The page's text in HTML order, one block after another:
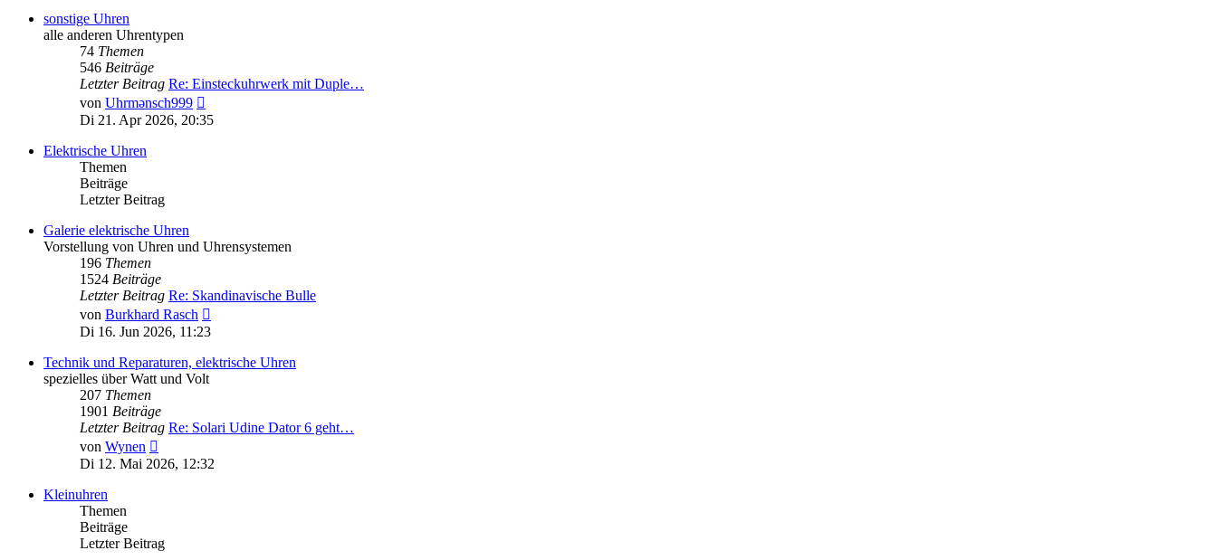
sonstige Uhren
alle anderen Uhrentypen
74 Themen
546 Beiträge
Letzter Beitrag Re: Einsteckuhrwerk mit Duple…
von Uhrmənsch999
Beitrag
Di 21. Apr 2026, 20:35
Elektrische Uhren
Themen
Beiträge
Letzter Beitrag
Galerie elektrische Uhren
Vorstellung von Uhren und Uhrensystemen
196 Themen
1524 Beiträge
Letzter Beitrag Re: Skandinavische Bulle
von Burkhard Rasch
Di 16. Jun 2026, 11:23
Technik und Reparaturen, elektrische Uhren
spezielles über Watt und Volt
207 Themen
1901 Beiträge
Letzter Beitrag Re: Solari Udine Dator 6 geht…
von Wynen
Beitrag
Di 12. Mai 2026, 12:32
Kleinuhren
Themen
Beiträge
Letzter Beitrag